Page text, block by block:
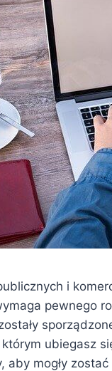
i
pewnego
ubiegasz
aby mogły